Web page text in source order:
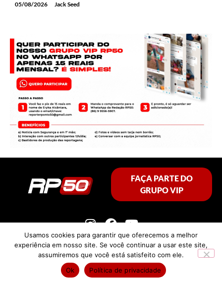
05/08/2026 Jack Seed
FAÇA PARTE DO
GRUPO VIP
Política de privacidade
Usamos cookies para garantir que oferecemos a melhor
experiência em nosso site. Se você continuar a usar este site,
assumiremos que você está satisfeito com ele.
Ok
Política de privacidade